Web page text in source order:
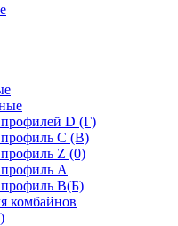
D (Г)
C (В)
Z (0)
А
В(Б)
комбайнов